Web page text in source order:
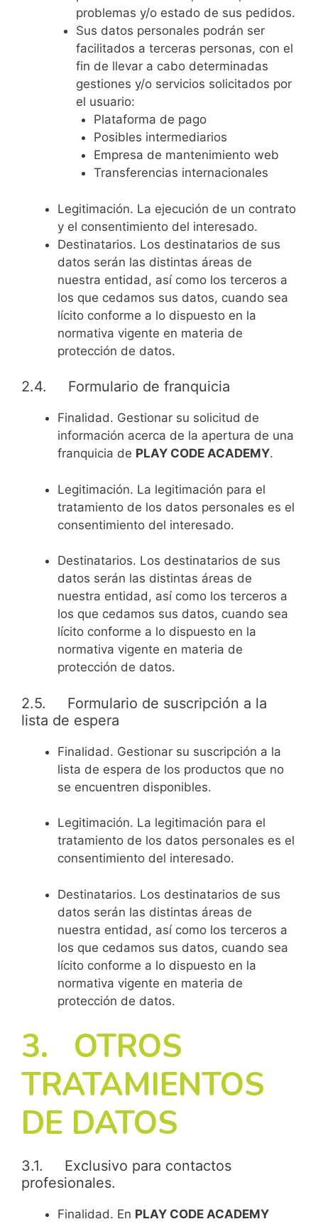
problemas y/o estado de sus pedidos.
Sus datos personales podrán ser
facilitados a terceras personas, con el
fin de llevar a cabo determinadas
gestiones y/o servicios solicitados por
el usuario:
Plataforma de pago
Posibles intermediarios
Empresa de mantenimiento web
Transferencias internacionales
Legitimación. La ejecución de un contrato
y el consentimiento del interesado.
Destinatarios. Los destinatarios de sus
datos serán las distintas áreas de
nuestra entidad, así como los terceros a
los que cedamos sus datos, cuando sea
lícito conforme a lo dispuesto en la
normativa vigente en materia de
protección de datos.
2.4. Formulario de franquicia
Finalidad. Gestionar su solicitud de
información acerca de la apertura de una
franquicia de PLAY CODE ACADEMY.
Legitimación. La legitimación para el
tratamiento de los datos personales es el
consentimiento del interesado.
Destinatarios. Los destinatarios de sus
datos serán las distintas áreas de
nuestra entidad, así como los terceros a
los que cedamos sus datos, cuando sea
lícito conforme a lo dispuesto en la
normativa vigente en materia de
protección de datos.
2.5. Formulario de suscripción a la
lista de espera
Finalidad. Gestionar su suscripción a la
lista de espera de los productos que no
se encuentren disponibles.
Legitimación. La legitimación para el
tratamiento de los datos personales es el
consentimiento del interesado.
Destinatarios. Los destinatarios de sus
datos serán las distintas áreas de
nuestra entidad, así como los terceros a
los que cedamos sus datos, cuando sea
lícito conforme a lo dispuesto en la
normativa vigente en materia de
protección de datos.
3. OTROS
TRATAMIENTOS
DE DATOS
3.1. Exclusivo para contactos
profesionales.
Finalidad. En PLAY CODE ACADEMY